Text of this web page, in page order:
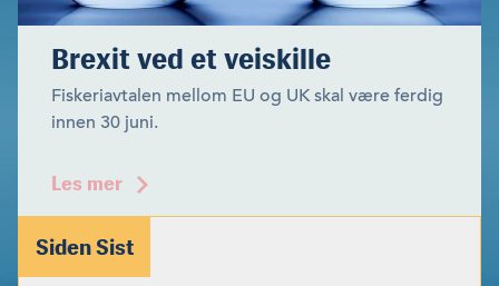
Brexit ved et veiskille
Fiskeriavtalen mellom EU og UK skal være ferdig
innen 30 juni.
Les mer
Siden Sist